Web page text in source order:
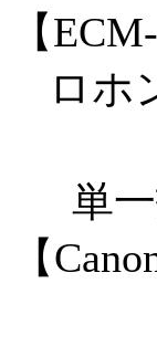
【
ロホ
単
【